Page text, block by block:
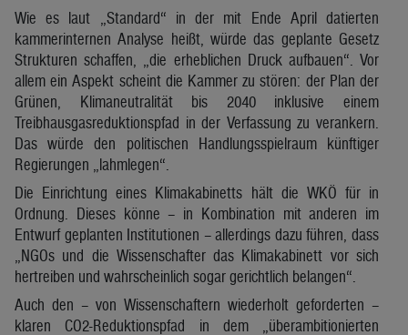
Wie es laut „Standard“ in der mit Ende April datierten
kammerinternen Analyse heißt, würde das geplante Gesetz
Strukturen schaffen, „die erheblichen Druck aufbauen“. Vor
allem ein Aspekt scheint die Kammer zu stören: der Plan der
Grünen, Klimaneutralität bis 2040 inklusive einem
Treibhausgasreduktionspfad in der Verfassung zu verankern.
Das würde den politischen Handlungsspielraum künftiger
Regierungen „lahmlegen“.
Die Einrichtung eines Klimakabinetts hält die WKÖ für in
Ordnung. Dieses könne – in Kombination mit anderen im
Entwurf geplanten Institutionen – allerdings dazu führen, dass
„NGOs und die Wissenschafter das Klimakabinett vor sich
hertreiben und wahrscheinlich sogar gerichtlich belangen“.
Auch den – von Wissenschaftern wiederholt geforderten –
klaren CO2-Reduktionspfad in dem „überambitionierten